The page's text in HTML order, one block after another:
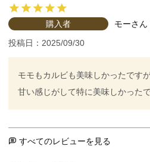
モー
購入者
投稿日 2025/09/30
モモもカルビも美味しかったです
甘い感じがして特に美味しかったで
すべてのレビューを見る